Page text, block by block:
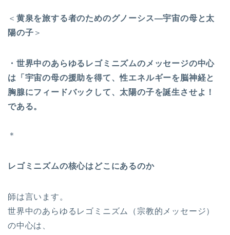
＜ 黄泉を旅する者のためのグノーシス—宇宙の母と太
陽の子 ＞
・世界中のあらゆるレゴミニズムのメッセージの中心
は「宇宙の母の援助を得て、性エネルギーを脳神経と
胸腺にフィードバックして、太陽の子を誕生させよ！
である。
＊
レゴミニズムの核心はどこにあるのか
師は言います。
世界中のあらゆるレゴミニズム（宗教的メッセージ）
の中心は、